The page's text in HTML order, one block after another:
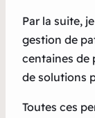
Par la suite,
gestion de
centaines de
de solutions
Toutes ces